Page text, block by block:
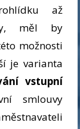
až
měl by
možnosti
je varianta
vstupní
smlouvy